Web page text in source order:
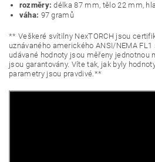
rozměry: délka 87 mm, tělo 22 mm,
váha: 97 gramů
** Veškeré svítilny NexTORCH jsou
uznávaného amerického ANSI/NEMA
udávané hodnoty jsou měřeny jednotnou
jsou garantovány. Víte tak, jak byly
parametry jsou pravdivé.**